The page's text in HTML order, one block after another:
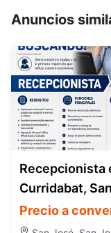
Anuncios
Recepcionista
Curridabat, San
José | Oferta
empleo en
Precio a